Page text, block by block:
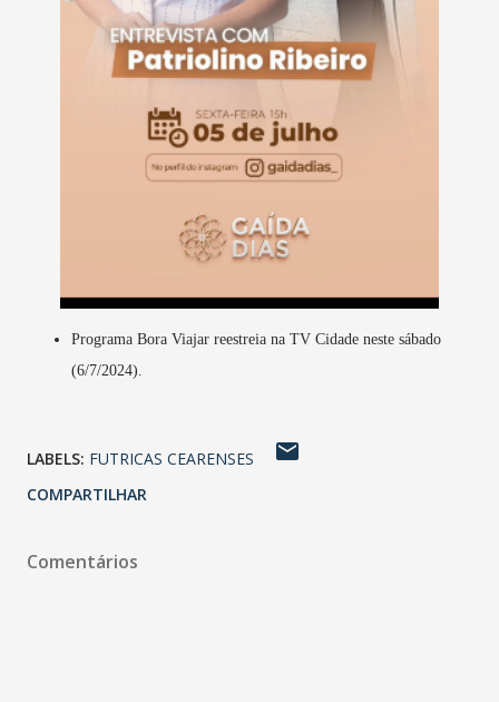
Programa Bora Viajar reestreia na TV Cidade neste sábado
(6/7/2024).
LABELS: FUTRICAS CEARENSES
COMPARTILHAR
Comentários